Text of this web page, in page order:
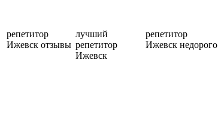
репетитор
Ижевск отзывы
лучший
репетитор
Ижевск
репетитор
Ижевск недорого